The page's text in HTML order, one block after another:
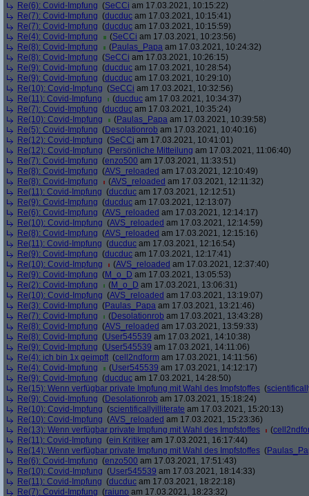
Re(6): Covid-Impfung (SeCCi am 17.03.2021, 10:15:22)
Re(7): Covid-Impfung (ducduc am 17.03.2021, 10:15:41)
Re(7): Covid-Impfung (ducduc am 17.03.2021, 10:15:59)
Re(4): Covid-Impfung
(SeCCi am 17.03.2021, 10:23:56)
Re(8): Covid-Impfung
(Paulas_Papa am 17.03.2021, 10:24:32)
Re(8): Covid-Impfung (SeCCi am 17.03.2021, 10:26:15)
Re(9): Covid-Impfung (ducduc am 17.03.2021, 10:28:54)
Re(9): Covid-Impfung (ducduc am 17.03.2021, 10:29:10)
Re(10): Covid-Impfung (SeCCi am 17.03.2021, 10:32:56)
Re(11): Covid-Impfung
(ducduc am 17.03.2021, 10:34:37)
Re(7): Covid-Impfung (ducduc am 17.03.2021, 10:35:24)
Re(10): Covid-Impfung
(Paulas_Papa am 17.03.2021, 10:39:58)
Re(5): Covid-Impfung (Desolationrob am 17.03.2021, 10:40:16)
Re(12): Covid-Impfung (SeCCi am 17.03.2021, 10:41:01)
Re(12): Covid-Impfung (Persönliche Mitteilung am 17.03.2021, 11:06:40)
Re(7): Covid-Impfung (enzo500 am 17.03.2021, 11:33:51)
Re(8): Covid-Impfung (AVS_reloaded am 17.03.2021, 12:10:49)
Re(8): Covid-Impfung
(AVS_reloaded am 17.03.2021, 12:11:32)
Re(11): Covid-Impfung (ducduc am 17.03.2021, 12:12:51)
Re(9): Covid-Impfung (ducduc am 17.03.2021, 12:13:07)
Re(6): Covid-Impfung (AVS_reloaded am 17.03.2021, 12:14:17)
Re(10): Covid-Impfung (AVS_reloaded am 17.03.2021, 12:14:59)
Re(8): Covid-Impfung (AVS_reloaded am 17.03.2021, 12:15:16)
Re(11): Covid-Impfung (ducduc am 17.03.2021, 12:16:54)
Re(9): Covid-Impfung (ducduc am 17.03.2021, 12:17:41)
Re(10): Covid-Impfung
(AVS_reloaded am 17.03.2021, 12:37:40)
Re(9): Covid-Impfung (M_o_D am 17.03.2021, 13:05:53)
Re(2): Covid-Impfung
(M_o_D am 17.03.2021, 13:06:31)
Re(10): Covid-Impfung (AVS_reloaded am 17.03.2021, 13:19:07)
Re(3): Covid-Impfung (Paulas_Papa am 17.03.2021, 13:21:46)
Re(7): Covid-Impfung
(Desolationrob am 17.03.2021, 13:43:28)
Re(8): Covid-Impfung (AVS_reloaded am 17.03.2021, 13:59:33)
Re(8): Covid-Impfung (User545539 am 17.03.2021, 14:10:38)
Re(9): Covid-Impfung (User545539 am 17.03.2021, 14:11:06)
Re(4): ich bin 1x geimpft (cell2ndform am 17.03.2021, 14:11:56)
Re(4): Covid-Impfung
(User545539 am 17.03.2021, 14:12:17)
Re(9): Covid-Impfung (ducduc am 17.03.2021, 14:28:50)
Re(15): Wenn verfügbar private Impfung mit Wahl des Impfstoffes (
Re(9): Covid-Impfung (Desolationrob am 17.03.2021, 15:18:24)
Re(10): Covid-Impfung (scientificallyilliterate am 17.03.2021, 15:20:13)
Re(10): Covid-Impfung (AVS_reloaded am 17.03.2021, 15:23:36)
Re(13): Wenn verfügbar private Impfung mit Wahl des Impfstoffes
(
Re(11): Covid-Impfung (ein Kritiker am 17.03.2021, 16:17:44)
Re(14): Wenn verfügbar private Impfung mit Wahl des Impfstoffes (
Re(6): Covid-Impfung (enzo500 am 17.03.2021, 17:51:43)
Re(10): Covid-Impfung (User545539 am 17.03.2021, 18:14:33)
Re(11): Covid-Impfung (ducduc am 17.03.2021, 18:22:18)
Re(7): Covid-Impfung (raiuno am 17.03.2021, 18:23:32)